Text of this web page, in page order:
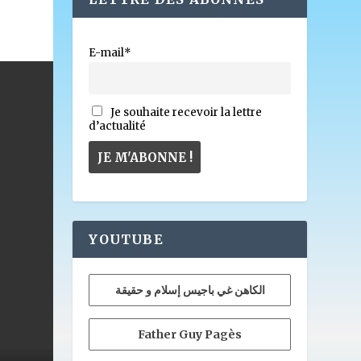
E-mail*
Je souhaite recevoir la lettre
d’actualité
YOUTUBE
الكاهن غي باجيس إسلام و حقيقة
Father Guy Pagès